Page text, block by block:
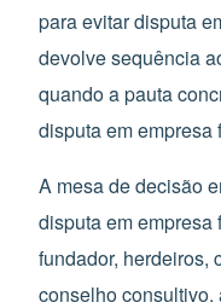
para evitar disputa
devolve sequência
quando a pauta
disputa em empresa
A mesa de decisão
disputa em
fundador, herdeiros,
conselho